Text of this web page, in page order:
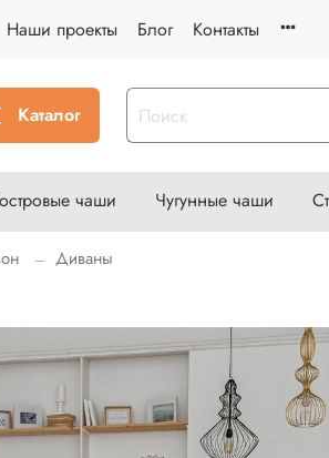
Наши проекты Блог Контакты
Каталог
чаши Чугунные чаши
Диваны